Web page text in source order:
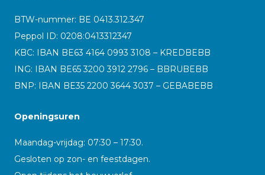
BTW-nummer: BE 0413.312.347
Peppol ID: 0208:0413312347
KBC: IBAN BE63 4164 0993 3108 – KREDBEBB
ING: IBAN BE65 3200 3912 2796 – BBRUBEBB
BNP: IBAN BE35 2200 3644 3037 – GEBABEBB
Openingsuren
Maandag-vrijdag: 07:30 – 17:30.
Gesloten op zon- en feestdagen.